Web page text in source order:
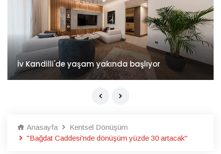
İv Kandilli'de yaşam yakında başlıyor
Anasayfa
Kentsel Dönüşüm
"Bağdat Caddesi'nde dönüşüm yüzde 30 artacak"